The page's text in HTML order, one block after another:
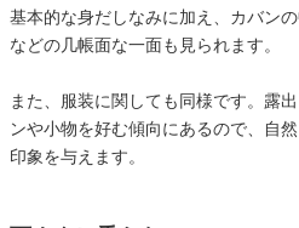
基本的な身だしなみに加え、カバン
などの几帳面な一面も見られます。
また、服装に関しても同様です。露
ンや小物を好む傾向にあるので、自
印象を与えます。